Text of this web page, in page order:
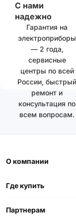
С нами
надежно
Гарантия на
электроприборы
— 2 года,
сервисные
центры по всей
России, быстрый
ремонт и
консультация по
всем вопросам.
О компании
Где купить
Партнерам